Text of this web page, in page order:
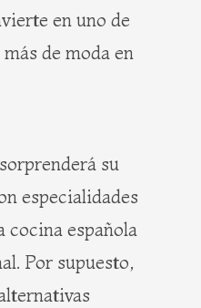
en uno de
de moda en
su
especialidades
cocina española
Por supuesto,